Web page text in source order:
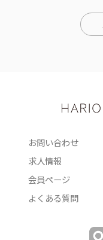
お問い合わせ
求人情報
会員ページ
よくある質問